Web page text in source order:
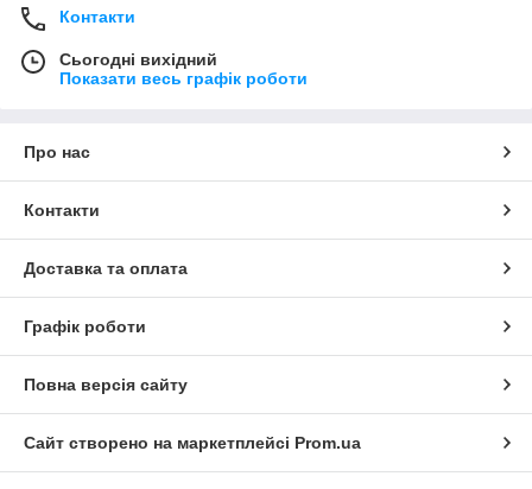
Контакти
Сьогодні вихідний
Показати весь графік роботи
Про нас
Контакти
Доставка та оплата
Графік роботи
Повна версія сайту
Сайт створено на маркетплейсі Prom.ua